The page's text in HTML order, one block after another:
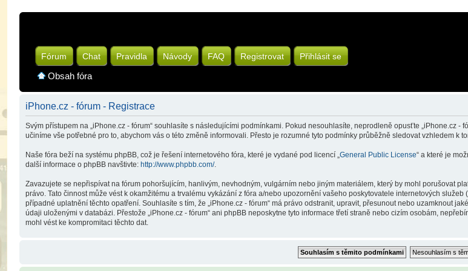
Fórum Chat Pravidla Návody FAQ Registrovat Přihlásit se
Obsah fóra
iPhone.cz - fórum - Registrace
Svým přístupem na „iPhone.cz - fórum“ souhlasíte s následujícími podmínkami. Pokud nesouhlasíte, neprodleně opusťte „iPhone.cz
učiníme vše potřebné pro to, abychom vás o této změně informovali. Přesto je rozumné tyto podmínky průběžně sledovat vzhledem k
Naše fóra beží na systému phpBB, což je řešení internetového fóra, které je vydané pod licencí „General Public License“ a které je
další informace o phpBB navštivte: http://www.phpbb.com/.
Zavazujete se nepřispívat na fórum pohoršujícím, hanlivým, nevhodným, vulgárním nebo jiným materiálem, který by mohl porušovat
právo. Tato činnost může vést k okamžitému a trvalému vykázání z fóra a/nebo upozornění vašeho poskytovatele internetových
případné uplatnění těchto opatření. Souhlasíte s tím, že „iPhone.cz - fórum“ má právo odstranit, upravit, přesunout nebo uzamknout
údaji uloženými v databázi. Přestože „iPhone.cz - fórum“ ani phpBB neposkytne tyto informace třetí straně nebo cizím osobám,
mohl vést ke kompromitaci těchto dat.